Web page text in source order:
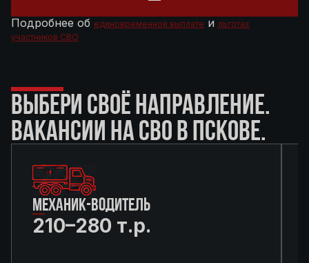
Подробнее об единовременной выплате и льготах
участников СВО
ВЫБЕРИ СВОЁ НАПРАВЛЕНИЕ.
ВАКАНСИИ НА СВО В ПСКОВЕ.
МЕХАНИК-ВОДИТЕЛЬ
210–280 т.р.